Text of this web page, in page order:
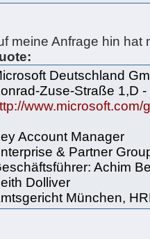
meine Anfrage hin hat
Deutschland
Zuse-Straße 1,D
www.microsoft.com/
Account Manager
& Partner
Achim
Dolliver
München,